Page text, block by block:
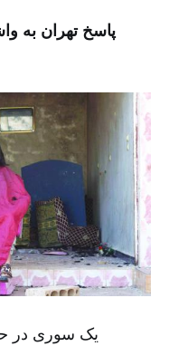
پاسخ تهران به
یک سوری در